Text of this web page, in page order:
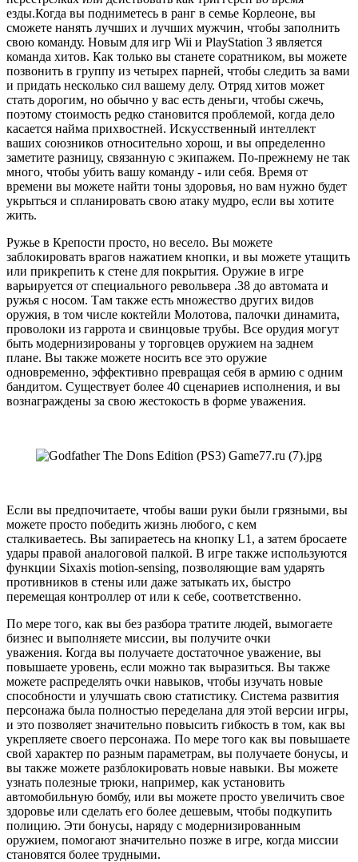
езды.Когда вы подниметесь в ранг в семье Корлеоне, вы
сможете нанять лучших и лучших мужчин, чтобы заполнить
свою команду. Новым для игр Wii и PlayStation 3 является
команда хитов. Как только вы станете соратником, вы можете
позвонить в группу из четырех парней, чтобы следить за вами
и придать несколько сил вашему делу. Отряд хитов может
стать дорогим, но обычно у вас есть деньги, чтобы сжечь,
поэтому стоимость редко становится проблемой, когда дело
касается найма прихвостней. Искусственный интеллект
ваших союзников относительно хорош, и вы определенно
заметите разницу, связанную с экипажем. По-прежнему не так
много, чтобы убить вашу команду - или себя. Время от
времени вы можете найти тоны здоровья, но вам нужно будет
укрыться и спланировать свою атаку мудро, если вы хотите
жить.
Ружье в Крепости просто, но весело. Вы можете
заблокировать врагов нажатием кнопки, и вы можете утащить
или прикрепить к стене для покрытия. Оружие в игре
варьируется от специального револьвера .38 до автомата и
ружья с носом. Там также есть множество других видов
оружия, в том числе коктейли Молотова, палочки динамита,
проволоки из гаррота и свинцовые трубы. Все орудия могут
быть модернизированы у торговцев оружием на заднем
плане. Вы также можете носить все это оружие
одновременно, эффективно превращая себя в армию с одним
бандитом. Существует более 40 сценариев исполнения, и вы
вознаграждены за свою жестокость в форме уважения.
Если вы предпочитаете, чтобы ваши руки были грязными, вы
можете просто победить жизнь любого, с кем
сталкиваетесь. Вы запираетесь на кнопку L1, а затем бросаете
удары правой аналоговой палкой. В игре также используются
функции Sixaxis motion-sensing, позволяющие вам ударять
противников в стены или даже затыкать их, быстро
перемещая контроллер от или к себе, соответственно.
По мере того, как вы без разбора тратите людей, вымогаете
бизнес и выполняете миссии, вы получите очки
уважения. Когда вы получаете достаточное уважение, вы
повышаете уровень, если можно так выразиться. Вы также
можете распределять очки навыков, чтобы изучать новые
способности и улучшать свою статистику. Система развития
персонажа была полностью переделана для этой версии игры,
и это позволяет значительно повысить гибкость в том, как вы
укрепляете своего персонажа. По мере того как вы повышаете
свой характер по разным параметрам, вы получаете бонусы, и
вы также можете разблокировать новые навыки. Вы можете
узнать полезные трюки, например, как установить
автомобильную бомбу, или вы можете просто увеличить свое
здоровье или сделать его более дешевым, чтобы подкупить
полицию. Эти бонусы, наряду с модернизированным
оружием, помогают значительно позже в игре, когда миссии
становятся более трудными.